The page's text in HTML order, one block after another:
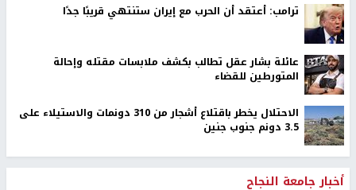
ترامب: أعتقد أن الحرب مع إيران ستنتهي قريبًا جدًا
عائلة بشار عقل تطالب بكشف ملابسات مقتله وإحالة
المتورطين للقضاء
الاحتلال يخطر باقتلاع أشجار من 310 دونمات والاستيلاء على
3.5 دونم جنوب جنين
أخبار جامعة النجاح